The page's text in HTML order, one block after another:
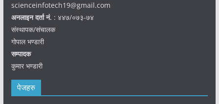
scienceinfotech19@gmail.com
अनलाइन दर्ता नं. : ४४७/०७३-७४
संस्थापक/संचालक
गोपाल भण्डारी
सम्पादक
कुमार भण्डारी
पेजहरु